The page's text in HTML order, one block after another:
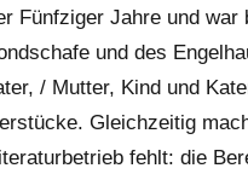
Fünfziger Jahre und
und des
/ Mutter, Kind und
Gleichzeitig
fehlt: die